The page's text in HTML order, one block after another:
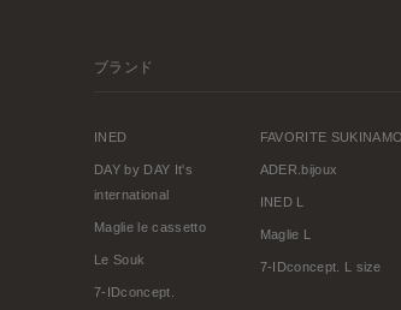
ブランド
INED
DAY by DAY It's
international
Maglie le cassetto
Le Souk
7-IDconcept.
FAVORITE
ADER.bijoux
INED L
Maglie L
7-IDconcept. L size